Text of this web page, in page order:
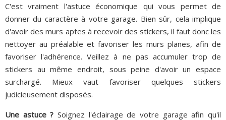
C'est vraiment l'astuce économique qui vous permet de
donner du caractère à votre garage. Bien sûr, cela implique
d'avoir des murs aptes à recevoir des stickers, il faut donc les
nettoyer au préalable et favoriser les murs planes, afin de
favoriser l'adhérence. Veillez à ne pas accumuler trop de
stickers au même endroit, sous peine d'avoir un espace
surchargé. Mieux vaut favoriser quelques stickers
judicieusement disposés.
Une astuce ? Soignez l'éclairage de votre garage afin qu'il